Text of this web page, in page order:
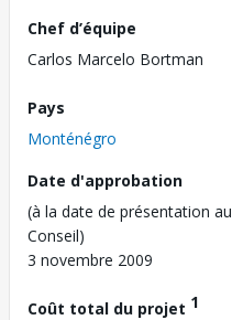
Chef d’équipe
Carlos Marcelo Bortman
Pays
Monténégro
Date d'approbation
(à la date de présentation au
Conseil)
3 novembre 2009
Coût total du projet 1